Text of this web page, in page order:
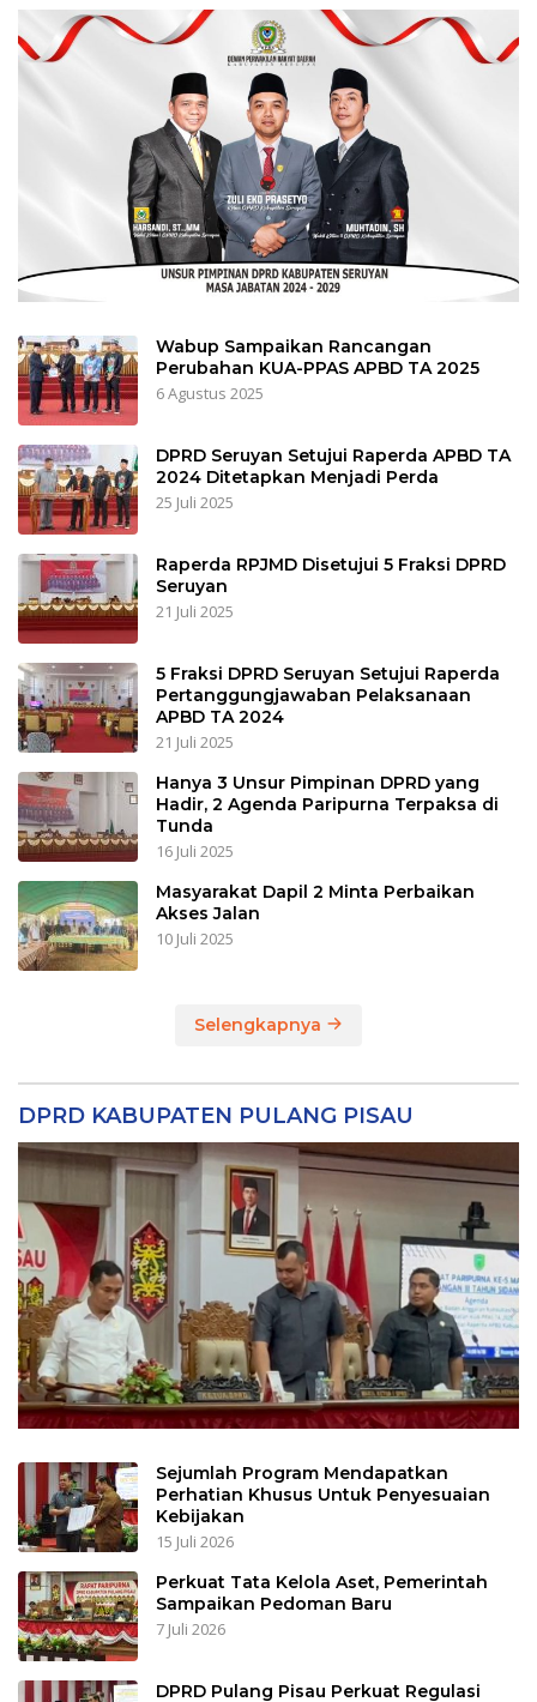
Wabup Sampaikan Rancangan
Perubahan KUA-PPAS APBD TA 2025
6 Agustus 2025
DPRD Seruyan Setujui Raperda APBD TA
2024 Ditetapkan Menjadi Perda
25 Juli 2025
Raperda RPJMD Disetujui 5 Fraksi DPRD
Seruyan
21 Juli 2025
5 Fraksi DPRD Seruyan Setujui Raperda
Pertanggungjawaban Pelaksanaan
APBD TA 2024
21 Juli 2025
Hanya 3 Unsur Pimpinan DPRD yang
Hadir, 2 Agenda Paripurna Terpaksa di
Tunda
16 Juli 2025
Masyarakat Dapil 2 Minta Perbaikan
Akses Jalan
10 Juli 2025
Selengkapnya
DPRD KABUPATEN PULANG PISAU
Sejumlah Program Mendapatkan
Perhatian Khusus Untuk Penyesuaian
Kebijakan
15 Juli 2026
Perkuat Tata Kelola Aset, Pemerintah
Sampaikan Pedoman Baru
7 Juli 2026
DPRD Pulang Pisau Perkuat Regulasi